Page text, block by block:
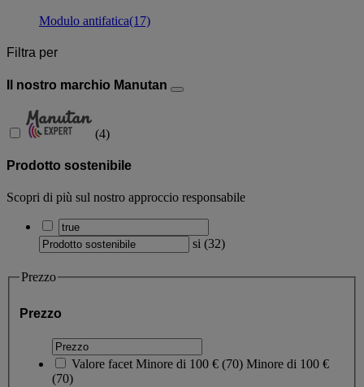
Modulo antifatica(17)
Filtra per
Il nostro marchio Manutan
(4)
Prodotto sostenibile
Scopri di più sul nostro approccio responsabile
si (32)
Prezzo
Prezzo
Valore facet Minore di 100 € (70) Minore di 100 €
(70)